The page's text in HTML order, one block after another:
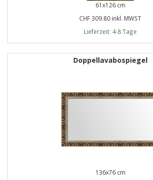
61x126 cm
CHF 309.80 inkl. MWST
Lieferzeit: 4-8 Tage
Doppellavabospiegel
136x76 cm